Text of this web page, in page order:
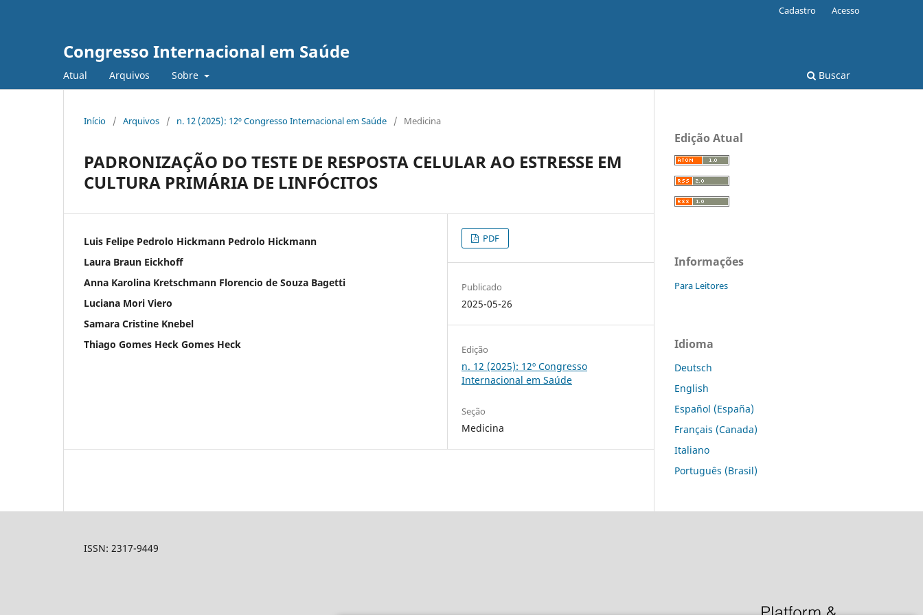
Congresso Internacional em Saúde
Atual Arquivos Sobre Buscar
Cadastro Acesso
Início / Arquivos / n. 12 (2025): 12º Congresso Internacional em Saúde / Medicina
PADRONIZAÇÃO DO TESTE DE RESPOSTA CELULAR AO ESTRESSE EM
CULTURA PRIMÁRIA DE LINFÓCITOS
Luis Felipe Pedrolo Hickmann Pedrolo Hickmann
Laura Braun Eickhoff
Anna Karolina Kretschmann Florencio de Souza Bagetti
Luciana Mori Viero
Samara Cristine Knebel
Thiago Gomes Heck Gomes Heck
PDF
Publicado
2025-05-26
Edição
n. 12 (2025): 12º Congresso
Internacional em Saúde
Seção
Medicina
Edição Atual
Informações
Para Leitores
Idioma
Deutsch
English
Español (España)
Français (Canada)
Italiano
Português (Brasil)
ISSN: 2317-9449